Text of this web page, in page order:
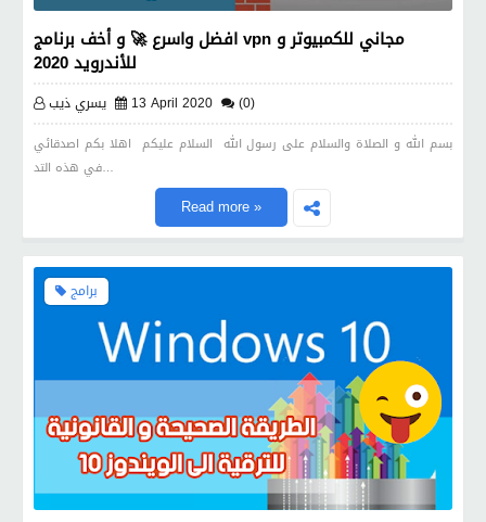
افضل واسرع 🚀 و أخف برنامج vpn مجاني للكمبيوتر و
للأندرويد 2020
يسري ذيب 13 April 2020 (0)
بسم الله و الصلاة والسلام على رسول الله السلام عليكم اهلا بكم اصدقائي
في هذه التد…
Read more »
برامج